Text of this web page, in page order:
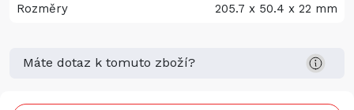
Rozměry
205.7 x 50.4 x 22 mm
Máte dotaz k tomuto zboží?